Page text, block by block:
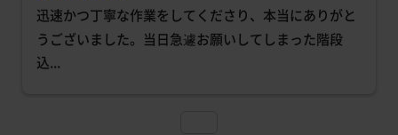
迅速かつ丁寧な作業をしてくださり、本当にありがと
うございました。当日急遽お願いしてしまった階段
込...